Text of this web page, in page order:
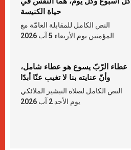
حياة الكنيسة
النص الكامل للمقابلة العامّة مع
المؤمنين يوم الأربعاء 5 آب 2026
عطاء الرّبّ يسوع هو عطاء شامل،
وأنّ عنايته بنا لا تغيب عنّا أبدًا
النص الكامل لصلاة التبشير الملائكي
يوم الأحد 2 آب 2026